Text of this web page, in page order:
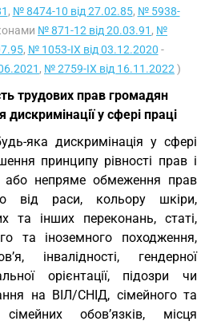
, № 8474-10 від 27.02.85, № 5938-
№ 871-12 від 20.03.91 , №
, № 1053-IX від 03.12.2020 -
, № 2759-IX від 16.11.2022 )
трудових прав громадян
у сфері праці
яка дискримінація у сфері
принципу рівності прав і
або непряме обмеження прав
від раси, кольору шкіри,
та інших переконань, статі,
та іноземного походження,
інвалідності, гендерної
орієнтації, підозри чи
на ВІЛ/СНІД, сімейного та
обов’язків, місця